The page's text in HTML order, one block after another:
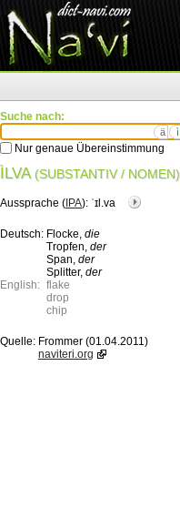
Suche nach:
ä ì
Nur genaue Übereinstimmung
ÌLVA (SUBSTANTIV / NOMEN)
Aussprache ( IPA): ˈɪl.va
Deutsch: Flocke, die
Tropfen, der
Span, der
Splitter, der
English: flake
drop
chip
Quelle: Frommer (01.04.2011)
naviteri.org